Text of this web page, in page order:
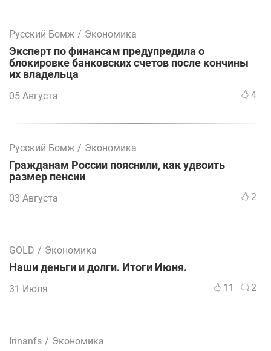
Русский Бомж / Экономика
Эксперт по финансам предупредила о
блокировке банковских счетов после кончины
их владельца
05 Августа 4
Русский Бомж / Экономика
Гражданам России пояснили, как удвоить
размер пенсии
03 Августа 2
GOLD / Экономика
Наши деньги и долги. Итоги Июня.
31 Июля 11 2
Irinanfs / Экономика